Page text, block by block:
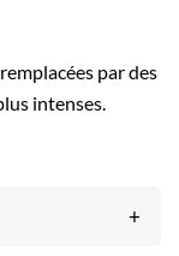
par des
intenses.
+